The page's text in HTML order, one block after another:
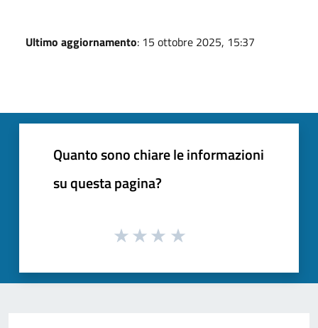
Ultimo aggiornamento: 15 ottobre 2025, 15:37
Quanto sono chiare le informazioni
su questa pagina?